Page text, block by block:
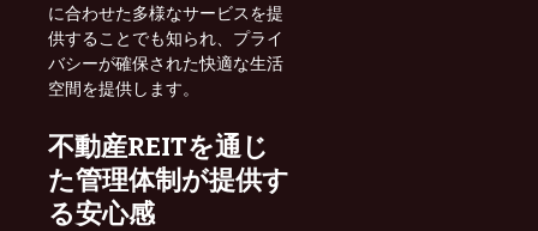
に合わせた多様なサービスを提
供することでも知られ、プライ
バシーが確保された快適な生活
空間を提供します。
不動産REITを通じ
た管理体制が提供す
る安心感